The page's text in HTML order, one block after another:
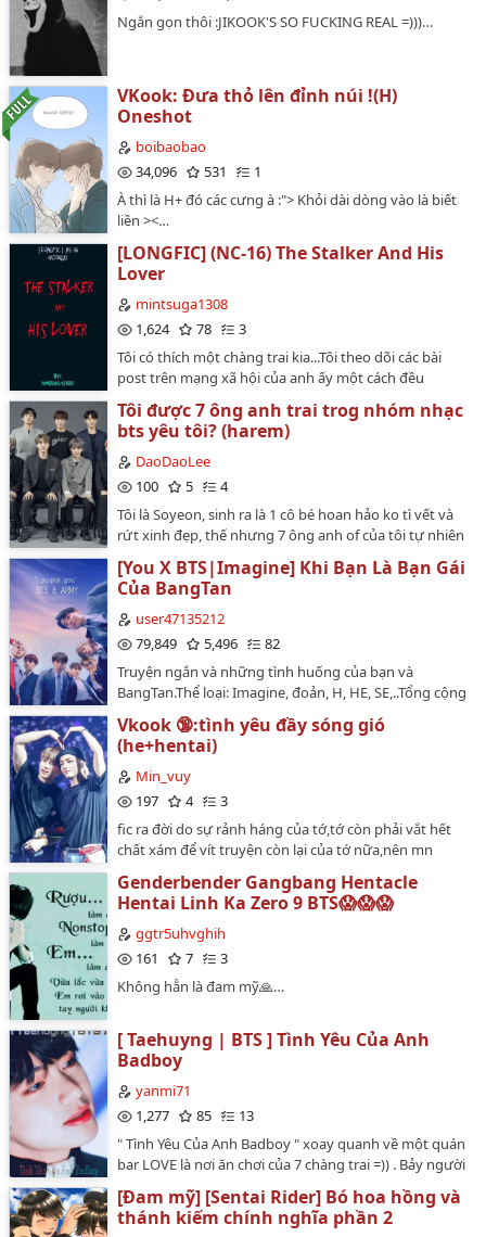
Ngắn gọn thôi :JIKOOK'S SO FUCKING REAL =)))…
VKook: Đưa thỏ lên đỉnh núi !(H)
Oneshot
boibaobao
34,096
531
1
À thì là H+ đó các cưng à :"> Khỏi dài dòng vào là biết
liền ><…
[LONGFIC] (NC-16)The Stalker And His
Lover
mintsuga1308
1,624
78
3
Tôi có thích một chàng trai kia...Tôi theo dõi các bài
post trên mạng xã hội của anh ấy một cách đều
chắn rằng tôi sẽ bị gán mác là "KẺ THEO DÕI"…
Tôi được 7 ông anh trai trog nhóm nhạc
bts yêu tôi? (harem)
DaoDaoLee
100
5
4
Tôi là Soyeon, sinh ra là 1 cô bé hoan hảo ko tì vết và
rứt xinh đẹp, thế nhưng 7 ông anh of của tôi tự nhiên
[You X BTS|Imagine] Khi Bạn Là Bạn Gái
Của BangTan
user47135212
79,849
5,496
82
Truyện ngắn và những tình huống của bạn và
BangTan.Thể loại: Imagine, đoản, H, HE, SE,..Tổng cộng
sẽ có bao gồm 100 chapter, đang trong thời gian đăng
tải. Mong các cậu ghé xem thử❤Có vài câu chuyện
mình thấy được và đưa lên, chỉ là không biết chủ của
nó là ai._.Nên có ai vô tình thấy thứ lỗi cho mình nhé
❤…
Vkook 🔞:tình yêu đầy sóng gió
(he+hentai)
Min_vuy
197
4
3
fic ra đời do sự rảnh háng của tớ,tớ còn phải vắt hết
chất xám để vít truyện còn lại của tớ nữa,nên mn
thách thức của 1 chủ tịch công ty lớn với 1 cô nhân
viên hiền lành, sau tất cả thì họ đã tới với nhau và lập
ra 1 gia đình hạnh phúc❤ xin mời các army và
Vkookstan vào đọc và nhận xét nhé…
Genderbender Gangbang Hentacle
Hentai Linh Ka Zero 9 BTS😱😱😱
ggtr5uhvghih
161
7
3
Không hẳn là đam mỹ🙏…
[ Taehuyng | BTS ] Tình Yêu Của Anh
Badboy
yanmi71
1,277
85
13
" Tình Yêu Của Anh Badboy " xoay quanh về một quán
bar LOVE là nơi ăn chơi của 7 chàng trai =)) . Bảy người
bảy người họ luôn có tất cả . Truyện có đủ Lãng Mạn ,
Drama , H :v…
[Đam mỹ] [Sentai Rider] Bó hoa hồng và
thánh kiếm chính nghĩa phần 2